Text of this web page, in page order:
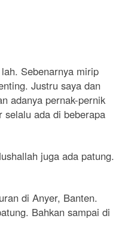
Sebenarnya mirip
Justru saya dan
adanya pernak-pernik
selalu ada di beberapa
juga ada patung.
di Anyer, Banten.
Bahkan sampai di